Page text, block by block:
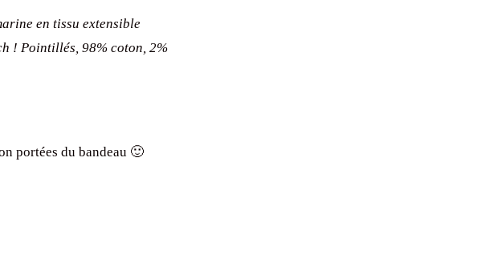
en tissu extensible
! Pointillés, 98% coton, 2%
portées du bandeau 🙂